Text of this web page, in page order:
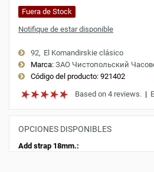
Fuera de Stock
Notifique de estar disponible
92 El Komandirskie clásico
Marca: ЗАО Чистопольский
Código del producto: 921402
Based on 4 reviews. |
OPCIONES DISPONIBLES
Add strap 18mm.: